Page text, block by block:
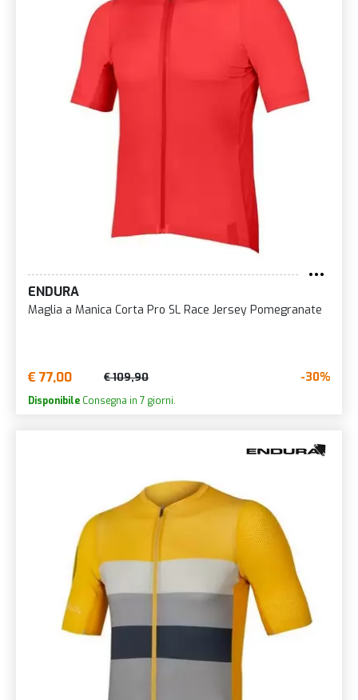
ENDURA
Maglia a Manica Corta Pro SL Race Jersey Pomegranate
€ 77,00 € 109,90 -30%
Disponibile Consegna in 7 giorni.